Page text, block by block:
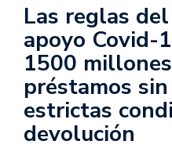
Las reglas
apoyo Covid-
1500
préstamos
estrictas
devolución